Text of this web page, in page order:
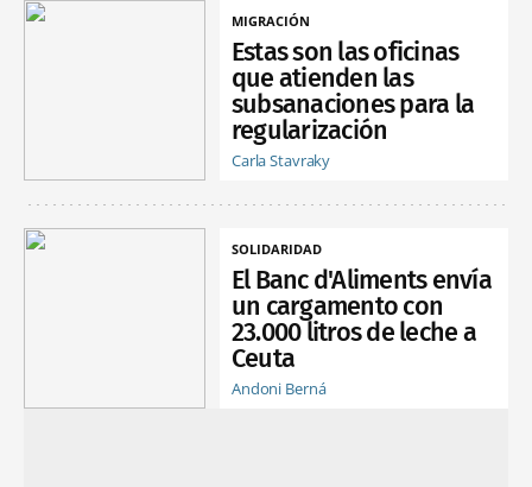
MIGRACIÓN
Estas son las oficinas
que atienden las
subsanaciones para la
regularización
Carla Stavraky
SOLIDARIDAD
El Banc d'Aliments envía
un cargamento con
23.000 litros de leche a
Ceuta
Andoni Berná